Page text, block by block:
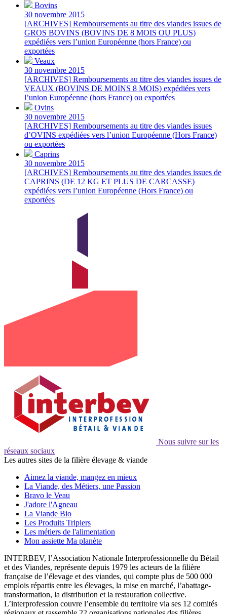
Bovins
30 novembre 2015
[ARCHIVES] Remboursements au titre des viandes issues de
GROS BOVINS (BOVINS DE 8 MOIS OU PLUS)
expédiées vers l’union Européenne (hors France) ou
exportées
Veaux
30 novembre 2015
[ARCHIVES] Remboursements au titre des viandes issues de
VEAUX (BOVINS DE MOINS 8 MOIS) expédiées vers
l’union Européenne (hors France) ou exportées
Ovins
30 novembre 2015
[ARCHIVES] Remboursements au titre des viandes issues
d’OVINS expédiées vers l’union Européenne (Hors France)
ou exportées
Caprins
30 novembre 2015
[ARCHIVES] Remboursements au titre des viandes issues de
CAPRINS (DE 12 KG ET PLUS DE CARCASSE)
expédiées vers l’union Européenne (Hors France) ou
exportées
Nous suivre sur les
réseaux sociaux
Les autres sites de la filière élevage & viande
Aimez la viande, mangez en mieux
La Viande, des Métiers, une Passion
Bravo le Veau
J'adore l'Agneau
La Viande Bio
Les Produits Tripiers
Les métiers de l'alimentation
Mon assiette Ma planète
INTERBEV, l’Association Nationale Interprofessionnelle du Bétail
et des Viandes, représente depuis 1979 les acteurs de la filière
française de l’élevage et des viandes, qui compte plus de 500 000
emplois répartis entre les élevages, la mise en marché, l’abattage-
transformation, la distribution et la restauration collective.
L’interprofession couvre l’ensemble du territoire via ses 12 comités